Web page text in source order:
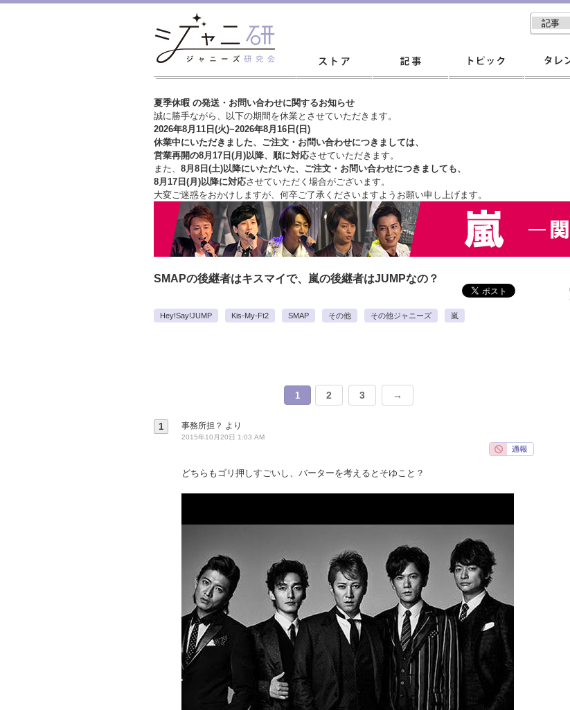
夏季休暇 の発送・お問い合わせに関するお知らせ
誠に勝手ながら、以下の期間を休業とさせていただきます。
2026年8月11日(火)~2026年8月16日(日)
休業中にいただきました、ご注文・お問い合わせにつきましては、
営業再開の8月17日(月)以降、順に対応させていただきます。
また、 8月8日(土)以降にいただいた、ご注文・ お問い合わせにつきましても、
8月17日(月)以降に対応させていただく場合がございます。
大変ご迷惑をおかけしますが、 何卒ご了承くださいますようお願い申し上げます。
SMAPの後継者はキスマイで、嵐の後継者はJUMPなの？
Hey!Say!JUMP Kis-My-Ft2 SMAP その他 その他ジャニーズ 嵐
1 2 3 →
1 事務所担？ より
2015年10月20日 1:03 AM
どちらもゴリ押しすごいし、バーターを考えるとそゆこと？